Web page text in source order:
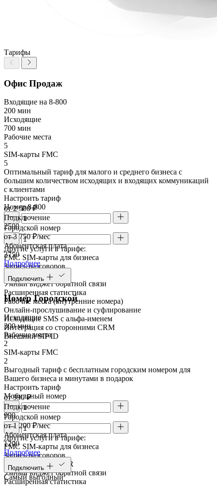
Тарифы
Офис Продаж
Входящие на 8-800
200 мин
Исходящие
700 мин
Рабочие места
5
SIM-карты FMC
5
Оптимальный тариф для малого и среднего бизнеса с
большим количеством исходящих и входящих коммуникаций
с клиентами
Настроить тариф
Номер 8-800
Городской номер
Другие услуги в тарифе:
FMC SIM-карты для бизнеса
Запись разговоров
Речевая аналитика
Умный виджет обратной связи
Расширенная статистика
Рабочие места (внутренние номера)
Онлайн-прослушивание и суфлирование
Исходящие SMS с альфа-именем
Интеграция со сторонними CRM
Внешний SIP ID
от 2 500 ₽
Подключение
2500
от 3 750 ₽/мес
Абонентская плата
3750
Подробнее
Подключить
Номер Городской
Исходящие
300 мин
Рабочие места
2
SIM-карты FMC
2
Выгодный тариф с бесплатным городским номером для
Вашего бизнеса и минутами в подарок
Настроить тариф
Мобильный номер
Городской номер
Другие услуги в тарифе:
FMC SIM-карты для бизнеса
Запись разговоров
Голосовое меню IVR
Умный виджет обратной связи
Расширенная статистика
от 990 ₽
Подключение
990
от 1 200 ₽/мес
Абонентская плата
1200
Подробнее
Подключить
Самый выгодный